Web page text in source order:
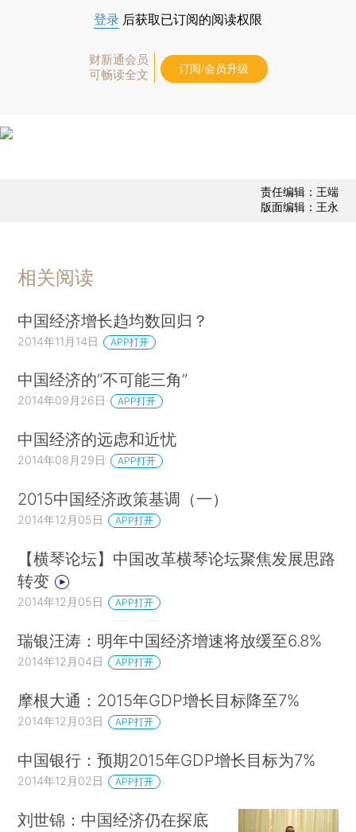
登录 后获取已订阅的阅读权限
财新通会员
可畅读全文
订阅/会员升级
责任编辑：王端
版面编辑：王永
相关阅读
中国经济增长趋均数回归？
2014年11月14日 APP打开
中国经济的“不可能三角”
2014年09月26日 APP打开
中国经济的远虑和近忧
2014年08月29日 APP打开
2015中国经济政策基调（一）
2014年12月05日 APP打开
【横琴论坛】中国改革横琴论坛聚焦发展思路
转变
2014年12月05日 APP打开
瑞银汪涛：明年中国经济增速将放缓至6.8%
2014年12月04日 APP打开
摩根大通：2015年GDP增长目标降至7%
2014年12月03日 APP打开
中国银行：预期2015年GDP增长目标为7%
2014年12月02日 APP打开
刘世锦：中国经济仍在探底